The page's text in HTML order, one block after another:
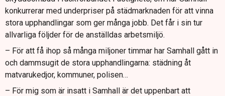
konkurrerar med underpriser på städmarknaden för att vinna
stora upphandlingar som ger många jobb. Det får i sin tur
allvarliga följder för de anställdas arbetsmiljö.
– För att få ihop så många miljoner timmar har Samhall gått in
och dammsugit de stora upphandlingarna: städning åt
matvarukedjor, kommuner, polisen…
– För mig som är insatt i Samhall är det uppenbart att